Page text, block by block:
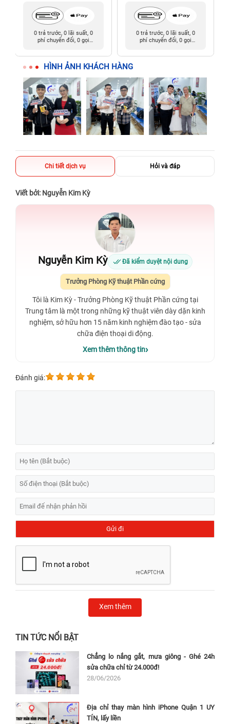
0 trả trước, 0 lãi suất, 0
phí chuyển đổi, 0 gọi
0 trả trước, 0 lãi suất, 0
phí chuyển đổi, 0 gọi
HÌNH ẢNH KHÁCH HÀNG
Chi tiết dịch vụ Hỏi và đáp
Viết bởi: Nguyễn Kim Kỳ
Nguyễn Kim Kỳ Đã kiểm duyệt nội dung
Trưởng Phòng Kỹ thuật Phần cứng
Tôi là Kim Kỳ - Trưởng Phòng Kỹ thuật Phần cứng tại
Trung tâm là một trong những kỹ thuật viên dày dặn kinh
nghiệm, sở hữu hơn 15 năm kinh nghiệm đào tạo - sửa
chữa điện thoại di động.
Xem thêm thông tin
Đánh giá:
Xem thêm
TIN TỨC NỔI BẬT
Chẳng lo nắng gắt, mưa giông - Ghé 24h
sửa chữa chỉ từ 24.000đ!
28/06/2026
Địa chỉ thay màn hình iPhone Quận 1 UY
TÍN, lấy liền